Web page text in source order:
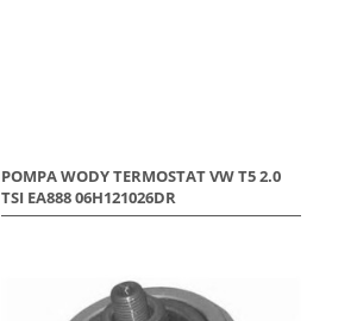
POMPA WODY TERMOSTAT VW T5 2.0
TSI EA888 06H121026DR